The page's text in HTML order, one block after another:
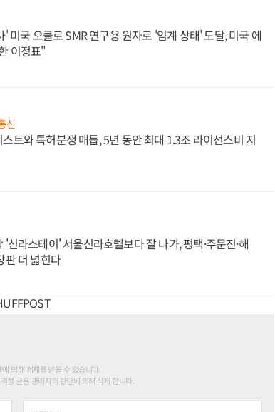
' 미국 오클로 SMR 연구용 원자로 '임계 상태' 도달, 미국 에
이정표"
신
트와 특허분쟁 매듭, 5년 동안 최대 1.3조 라이선스비 지
'신라스테이' 서울신라호텔보다 잘 나가, 평택·주문진·해
판 더 넓힌다
의해 제재를 받을 수 있습니다.
성 글은 관리자의 판단에 의해 삭제 합니다.